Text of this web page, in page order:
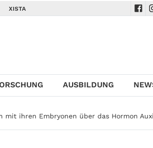
XISTA
AUSBILDUNG
mit ihren Embryonen über das Hormon